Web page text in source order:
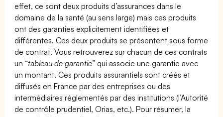
effet, ce sont deux produits d’assurances dans le
domaine de la santé (au sens large) mais ces produits
ont des garanties explicitement identifiées et
différentes. Ces deux produits se présentent sous forme
de contrat. Vous retrouverez sur chacun de ces contrats
un “tableau de garantie” qui associe une garantie avec
un montant. Ces produits assurantiels sont créés et
diffusés en France par des entreprises ou des
intermédiaires réglementés par des institutions (l’Autorité
de contrôle prudentiel, Orias, etc.). Pour résumer, la